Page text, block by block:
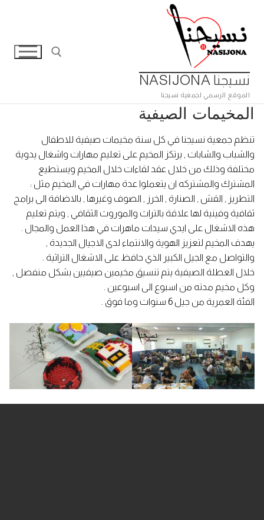
المحتوى
نسيجنا NASIJONA
الموقع الرسمي لجمعية نسيجنا
المخيمات الصيفية
تنظم جمعية نسيجنا في كل سنة مخيمات صيفية للاطفال
والشباب والشابات , يرتكز المخيم على تعليم مهارات واشغال يدوية
مختلفة وذلك من خلال عقد لقاءات خلال المخيم ويستطيع
المشترك والمشتركه ان يتعملوا عدة مهارات في المخيم مثل :
التطريز , القش , الصنارة , الخرز , الصوف وغيرها , بالاضافة الى برامج
ثقافية وفينية لها علاقة بالتراث والموروث الثقافي , ويتم تعليم
هذه الاشغال على ايدي سيدات ماهرات في هذا العمل والمجال .
يهدف المخيم لتعزيز الهوية والانتماء لدى الاجيال الجديدة ,
والتواصل مع الجيل الكبير الذي حافظ على الاشغال التراثية .
خلال العطلة الصيفية يتم تنسيق مخيمين صيفيين بشكل منفصل ,
وكل مخيم مدته من اسبوع الى اسبوعين .
الفئة العمرية من جيل 6 سنوات وما فوق .